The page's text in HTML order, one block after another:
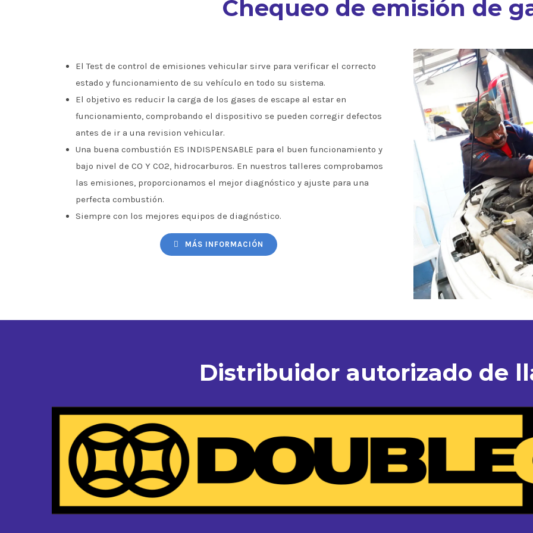
Chequeo de emisión de
El Test de control de emisiones vehicular sirve para verificar el correcto
estado y funcionamiento de su vehículo en todo su sistema.
El objetivo es reducir la carga de los gases de escape al estar en
funcionamiento, comprobando el dispositivo se pueden corregir defectos
antes de ir a una revision vehicular.
Una buena combustión ES INDISPENSABLE para el buen funcionamiento y
bajo nivel de CO Y CO2, hidrocarburos. En nuestros talleres comprobamos
las emisiones, proporcionamos el mejor diagnóstico y ajuste para una
perfecta combustión.
Siempre con los mejores equipos de diagnóstico.
MÁS INFORMACIÓN
Distribuidor autorizado de